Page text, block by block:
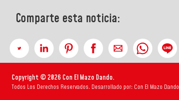
Comparte esta noticia:
Copyright © 2026 Con El Mazo Dando.
Todos Los Derechos Reservados. Desarrollado por: Con El Mazo Dando